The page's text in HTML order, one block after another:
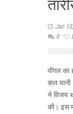
Jan
0
पोंगल का
कल
ने विजय
की। इस